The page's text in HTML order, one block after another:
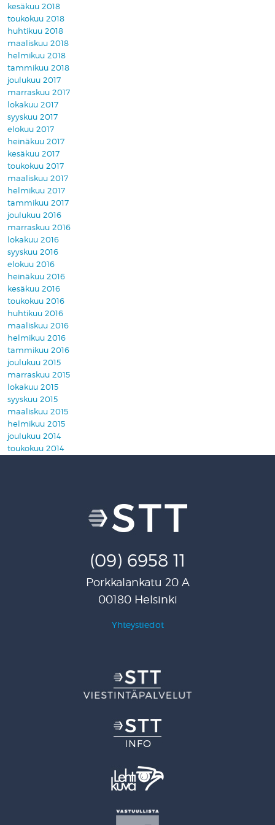
kesäkuu 2018
toukokuu 2018
huhtikuu 2018
maaliskuu 2018
helmikuu 2018
tammikuu 2018
joulukuu 2017
marraskuu 2017
lokakuu 2017
syyskuu 2017
elokuu 2017
heinäkuu 2017
kesäkuu 2017
toukokuu 2017
maaliskuu 2017
helmikuu 2017
tammikuu 2017
joulukuu 2016
marraskuu 2016
lokakuu 2016
syyskuu 2016
elokuu 2016
heinäkuu 2016
kesäkuu 2016
toukokuu 2016
huhtikuu 2016
maaliskuu 2016
helmikuu 2016
tammikuu 2016
joulukuu 2015
marraskuu 2015
lokakuu 2015
syyskuu 2015
maaliskuu 2015
helmikuu 2015
joulukuu 2014
toukokuu 2014
(09) 6958 11
Porkkalankatu 20 A
00180 Helsinki
Yhteystiedot